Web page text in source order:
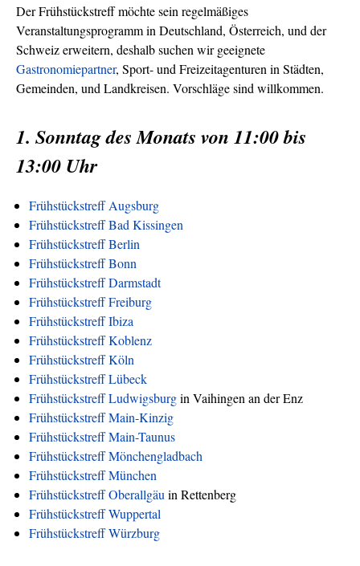
Der Frühstückstreff möchte sein regelmäßiges
Veranstaltungsprogramm in Deutschland, Österreich, und der
Schweiz erweitern, deshalb suchen wir geeignete
Gastronomiepartner, Sport- und Freizeitagenturen in Städten,
Gemeinden, und Landkreisen. Vorschläge sind willkommen.
1. Sonntag des Monats von 11:00 bis
13:00 Uhr
Frühstückstreff Augsburg
Frühstückstreff Bad Kissingen
Frühstückstreff Berlin
Frühstückstreff Bonn
Frühstückstreff Darmstadt
Frühstückstreff Freiburg
Frühstückstreff Ibiza
Frühstückstreff Koblenz
Frühstückstreff Köln
Frühstückstreff Lübeck
Frühstückstreff Ludwigsburgin Vaihingen an der Enz
Frühstückstreff Main-Kinzig
Frühstückstreff Main-Taunus
Frühstückstreff Mönchengladbach
Frühstückstreff München
Frühstückstreff Oberallgäu in Rettenberg
Frühstückstreff Wuppertal
Frühstückstreff Würzburg